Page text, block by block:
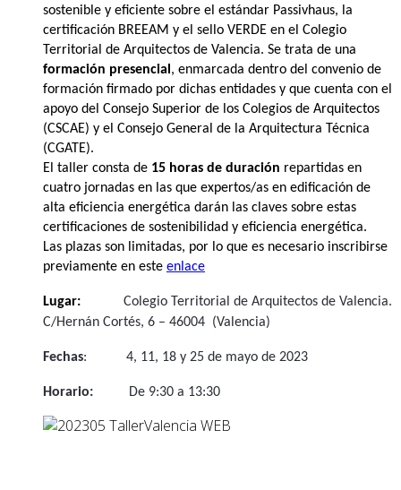
sostenible y eficiente sobre el estándar Passivhaus, la
certificación BREEAM y el sello VERDE en el Colegio
Territorial de Arquitectos de Valencia. Se trata de una
formación presencial , enmarcada dentro del convenio de
formación firmado por dichas entidades y que cuenta con el
apoyo del Consejo Superior de los Colegios de Arquitectos
(CSCAE) y el Consejo General de la Arquitectura Técnica
(CGATE).
El taller consta de 15 horas de duración repartidas en
cuatro jornadas en las que expertos/as en edificación de
alta eficiencia energética darán las claves sobre estas
certificaciones de sostenibilidad y eficiencia energética.
Las plazas son limitadas, por lo que es necesario inscribirse
previamente en este enlace
Lugar:
Colegio Territorial de Arquitectos de Valencia.
C/Hernán Cortés, 6 – 46004 (Valencia)
Fechas: 4, 11, 18 y 25 de mayo de 2023
Horario: De 9:30 a 13:30